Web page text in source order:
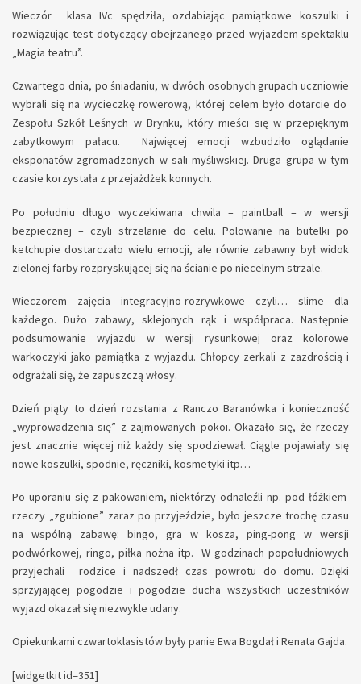
Wieczór klasa IVc spędziła, ozdabiając pamiątkowe koszulki i
rozwiązując test dotyczący obejrzanego przed wyjazdem spektaklu
„Magia teatru”.
Czwartego dnia, po śniadaniu, w dwóch osobnych grupach uczniowie
wybrali się na wycieczkę rowerową, której celem było dotarcie do
Zespołu Szkół Leśnych w Brynku, który mieści się w przepięknym
zabytkowym pałacu. Najwięcej emocji wzbudziło oglądanie
eksponatów zgromadzonych w sali myśliwskiej. Druga grupa w tym
czasie korzystała z przejażdżek konnych.
Po południu długo wyczekiwana chwila – paintball – w wersji
bezpiecznej – czyli strzelanie do celu. Polowanie na butelki po
ketchupie dostarczało wielu emocji, ale równie zabawny był widok
zielonej farby rozpryskującej się na ścianie po niecelnym strzale.
Wieczorem zajęcia integracyjno-rozrywkowe czyli… slime dla
każdego. Dużo zabawy, sklejonych rąk i współpraca. Następnie
podsumowanie wyjazdu w wersji rysunkowej oraz kolorowe
warkoczyki jako pamiątka z wyjazdu. Chłopcy zerkali z zazdrością i
odgrażali się, że zapuszczą włosy.
Dzień piąty to dzień rozstania z Ranczo Baranówka i konieczność
„wyprowadzenia się” z zajmowanych pokoi. Okazało się, że rzeczy
jest znacznie więcej niż każdy się spodziewał. Ciągle pojawiały się
nowe koszulki, spodnie, ręczniki, kosmetyki itp…
Po uporaniu się z pakowaniem, niektórzy odnaleźli np. pod łóżkiem
rzeczy „zgubione” zaraz po przyjeździe, było jeszcze trochę czasu
na wspólną zabawę: bingo, gra w kosza, ping-pong w wersji
podwórkowej, ringo, piłka nożna itp. W godzinach popołudniowych
przyjechali rodzice i nadszedł czas powrotu do domu. Dzięki
sprzyjającej pogodzie i pogodzie ducha wszystkich uczestników
wyjazd okazał się niezwykle udany.
Opiekunkami czwartoklasistów były panie Ewa Bogdał i Renata Gajda.
[widgetkit id=351]